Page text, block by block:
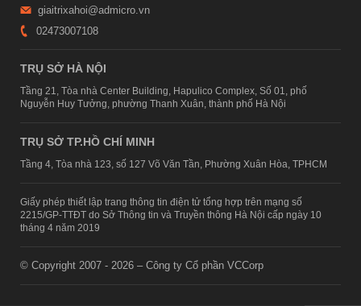
giaitrixahoi@admicro.vn
02473007108
TRỤ SỞ HÀ NỘI
Tầng 21, Tòa nhà Center Building, Hapulico Complex, Số 01, phố
Nguyễn Huy Tưởng, phường Thanh Xuân, thành phố Hà Nội
TRỤ SỞ TP.HỒ CHÍ MINH
Tầng 4, Tòa nhà 123, số 127 Võ Văn Tần, Phường Xuân Hòa, TPHCM
Giấy phép thiết lập trang thông tin điện tử tổng hợp trên mạng số
2215/GP-TTĐT do Sở Thông tin và Truyền thông Hà Nội cấp ngày 10
tháng 4 năm 2019
© Copyright 2007 - 2026 – Công ty Cổ phần VCCorp